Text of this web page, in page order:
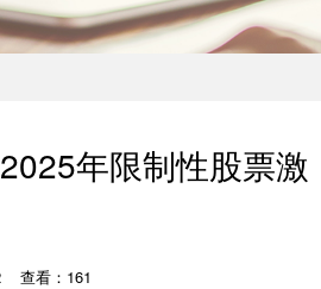
年限制性股票激
查看：161